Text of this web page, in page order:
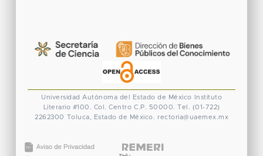
Universidad Autónoma del Estado de México
Instituto
Literario #100. Col. Centro C.P. 50000. Tel. (01-722)
2262300 Toluca, Estado de México. rectoria@uaemex.mx